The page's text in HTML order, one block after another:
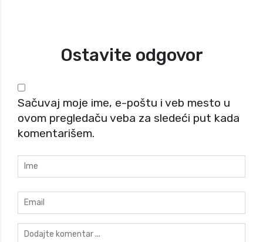
Ostavite odgovor
Sačuvaj moje ime, e-poštu i veb mesto u
ovom pregledaču veba za sledeći put kada
komentarišem.